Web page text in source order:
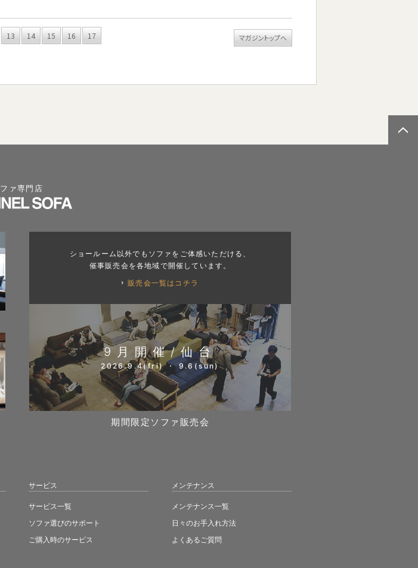
13 14 15 16
17
マガジントップへ
ァ専門店
ショールーム以外でもソファをご体感いただける、
催事販売会を各地域で開催しています。
販売会一覧はコチラ
9月開催/仙台
2026.9.4(fri) ・ 9.6(sun)
期間限定ソファ販売会
サービス
サービス一覧
ソファ選びのサポート
ご購入時のサービス
メンテナンス
メンテナンス一覧
日々のお手入れ方法
よくあるご質問